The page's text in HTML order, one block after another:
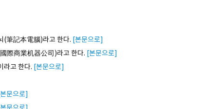
(筆記本電腦)라고 한다. [본문으로]
際商業机器公司)라고 한다. [본문으로]
라고 한다. [본문으로]
[본문으로]